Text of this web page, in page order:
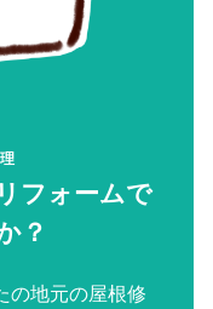
フォームで
？
の地元の屋根修